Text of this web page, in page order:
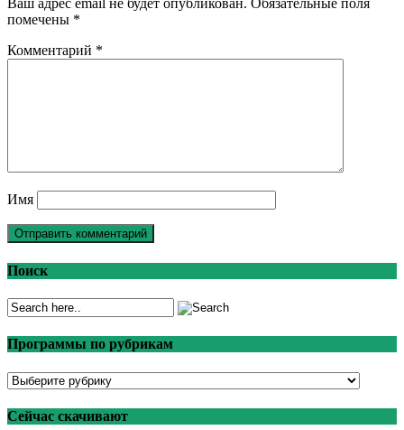
Ваш адрес email не будет опубликован. Обязательные поля
помечены *
Комментарий *
Имя
Поиск
Программы по рубрикам
Программы
рубрикам
Сейчас скачивают